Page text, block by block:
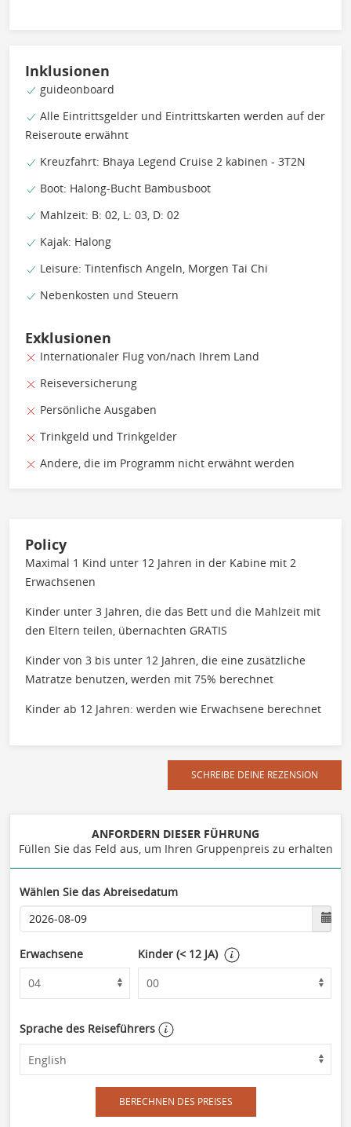
Inklusionen
guideonboard
Alle Eintrittsgelder und Eintrittskarten werden auf der
Reiseroute erwähnt
Kreuzfahrt: Bhaya Legend Cruise 2 kabinen - 3T2N
Boot: Halong-Bucht Bambusboot
Mahlzeit: B: 02, L: 03, D: 02
Kajak: Halong
Leisure: Tintenfisch Angeln, Morgen Tai Chi
Nebenkosten und Steuern
Exklusionen
Internationaler Flug von/nach Ihrem Land
Reiseversicherung
Persönliche Ausgaben
Trinkgeld und Trinkgelder
Andere, die im Programm nicht erwähnt werden
Policy
Maximal 1 Kind unter 12 Jahren in der Kabine mit 2
Erwachsenen
Kinder unter 3 Jahren, die das Bett und die Mahlzeit mit
den Eltern teilen, übernachten GRATIS
Kinder von 3 bis unter 12 Jahren, die eine zusätzliche
Matratze benutzen, werden mit 75% berechnet
Kinder ab 12 Jahren: werden wie Erwachsene berechnet
SCHREIBE DEINE REZENSION
ANFORDERN DIESER FÜHRUNG
Füllen Sie das Feld aus, um Ihren Gruppenpreis zu erhalten
Wählen Sie das Abreisedatum
Erwachsene Kinder (< 12 JA)
Sprache des Reiseführers
BERECHNEN DES PREISES